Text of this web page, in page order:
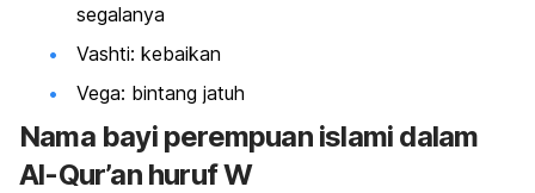
segalanya
Vashti: kebaikan
Vega: bintang jatuh
Nama bayi perempuan islami dalam
Al-Qur’an huruf W